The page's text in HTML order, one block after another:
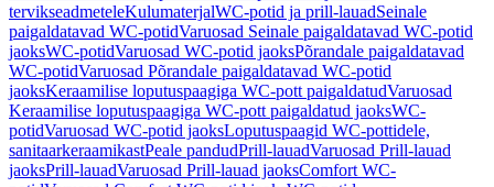
tervikseadmeteleKulumaterjalWC-potid ja prill-lauadSeinale
paigaldatavad WC-potidVaruosad Seinale paigaldatavad WC-potid
jaoksWC-potidVaruosad WC-potid jaoksPõrandale paigaldatavad
WC-potidVaruosad Põrandale paigaldatavad WC-potid
jaoksKeraamilise loputuspaagiga WC-pott paigaldatudVaruosad
Keraamilise loputuspaagiga WC-pott paigaldatud jaoksWC-
potidVaruosad WC-potid jaoksLoputuspaagid WC-pottidele,
sanitaarkeraamikastPeale pandudPrill-lauadVaruosad Prill-lauad
jaoksPrill-lauadVaruosad Prill-lauad jaoksComfort WC-